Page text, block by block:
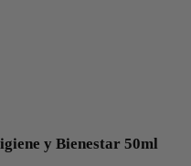
y Bienestar 50ml